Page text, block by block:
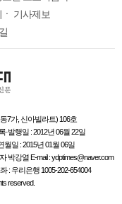
ㆍ 기사제보
7가, 신아빌라트) 106호
발행일 : 2012년 06월 22일
일 : 2015년 01월 06일
박강열 E-mail : ydptimes@naver.com
: 우리은행 1005-202-654004
reserved.